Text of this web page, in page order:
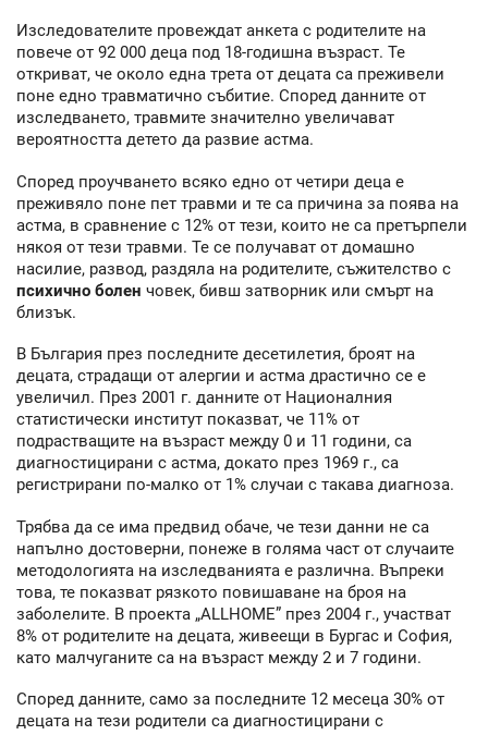
Изследователите провеждат анкета с родителите на
повече от 92 000 деца под 18-годишна възраст. Те
откриват, че около една трета от децата са преживели
поне едно травматично събитие. Според данните от
изследването, травмите значително увеличават
вероятността детето да развие астма.
Според проучването всяко едно от четири деца е
преживяло поне пет травми и те са причина за поява на
астма, в сравнение с 12% от тези, които не са претърпели
някоя от тези травми. Те се получават от домашно
насилие, развод, раздяла на родителите, съжителство с
психично болен човек, бивш затворник или смърт на
близък.
В България през последните десетилетия, броят на
децата, страдащи от алергии и астма драстично се е
увеличил. През 2001 г. данните от Националния
статистически институт показват, че 11% от
подрастващите на възраст между 0 и 11 години, са
диагностицирани с астма, докато през 1969 г., са
регистрирани по-малко от 1% случаи с такава диагноза.
Трябва да се има предвид обаче, че тези данни не са
напълно достоверни, понеже в голяма част от случаите
методологията на изследванията е различна. Въпреки
това, те показват рязкото повишаване на броя на
заболелите. В проекта „ALLHOME” през 2004 г., участват
8% от родителите на децата, живеещи в Бургас и София,
като малчуганите са на възраст между 2 и 7 години.
Според данните, само за последните 12 месеца 30% от
децата на тези родители са диагностицирани с